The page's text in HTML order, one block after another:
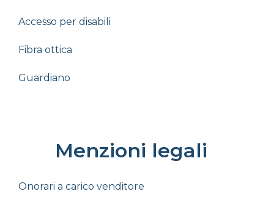
Accesso per disabili
Fibra ottica
Guardiano
Menzioni legali
Onorari a carico venditore